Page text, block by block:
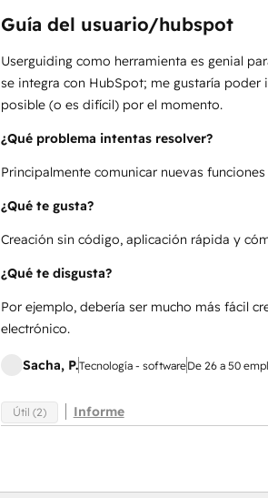
Guía del usuario/hubspot
Userguiding como herramienta es genial
se integra con HubSpot; me gustaría
posible (o es difícil) por el momento.
¿Qué problema intentas resolver?
Principalmente comunicar nuevas
¿Qué te gusta?
Creación sin código, aplicación rápida y
¿Qué te disgusta?
Por ejemplo, debería ser mucho más fácil
electrónico.
Sacha, P.Tecnología - softwareDe 26 a 50
Útil (2) Informe